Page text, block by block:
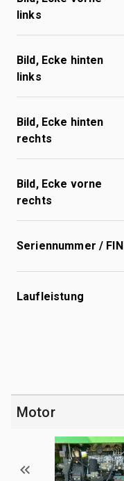
links
Bild, Ecke hinten
links
Bild, Ecke hinten
rechts
Bild, Ecke vorne
rechts
Seriennummer / FIN
Laufleistung
Motor